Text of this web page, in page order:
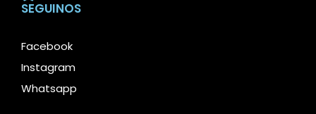
SEGUINOS
Facebook
Instagram
Whatsapp